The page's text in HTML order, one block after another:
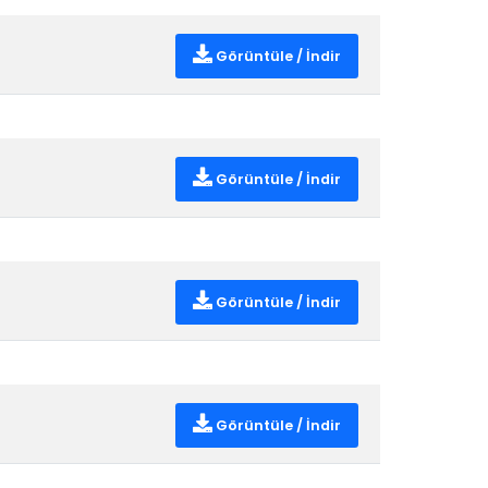
Görüntüle / İndir
Görüntüle / İndir
Görüntüle / İndir
Görüntüle / İndir